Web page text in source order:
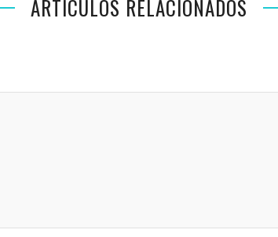
ARTÍCULOS RELACIONADOS